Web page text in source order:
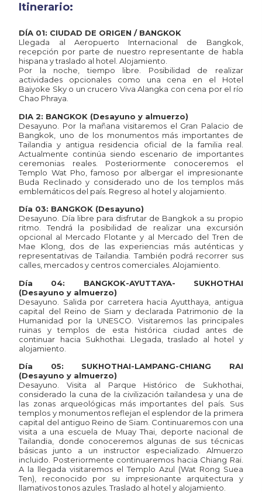
Itinerario:
DÍA 01: CIUDAD DE ORIGEN / BANGKOK
Llegada al Aeropuerto Internacional de Bangkok,
recepción por parte de nuestro representante de habla
hispana y traslado al hotel. Alojamiento.
Por la noche, tiempo libre. Posibilidad de realizar
actividades opcionales como una cena en el Hotel
Baiyoke Sky o un crucero Viva Alangka con cena por el río
Chao Phraya.
DIA 2: BANGKOK (Desayuno y almuerzo)
Desayuno. Por la mañana visitaremos el Gran Palacio de
Bangkok, uno de los monumentos más importantes de
Tailandia y antigua residencia oficial de la familia real.
Actualmente continúa siendo escenario de importantes
ceremonias reales. Posteriormente conoceremos el
Templo Wat Pho, famoso por albergar el impresionante
Buda Reclinado y considerado uno de los templos más
emblemáticos del país. Regreso al hotel y alojamiento.
Día 03: BANGKOK (Desayuno)
Desayuno. Día libre para disfrutar de Bangkok a su propio
ritmo. Tendrá la posibilidad de realizar una excursión
opcional al Mercado Flotante y al Mercado del Tren de
Mae Klong, dos de las experiencias más auténticas y
representativas de Tailandia. También podrá recorrer sus
calles, mercados y centros comerciales. Alojamiento.
Día 04: BANGKOK-AYUTTAYA- SUKHOTHAI
(Desayuno y almuerzo)
Desayuno. Salida por carretera hacia Ayutthaya, antigua
capital del Reino de Siam y declarada Patrimonio de la
Humanidad por la UNESCO. Visitaremos las principales
ruinas y templos de esta histórica ciudad antes de
continuar hacia Sukhothai. Llegada, traslado al hotel y
alojamiento.
Día 05: SUKHOTHAI-LAMPANG-CHIANG RAI
(Desayuno y almuerzo)
Desayuno. Visita al Parque Histórico de Sukhothai,
considerado la cuna de la civilización tailandesa y una de
las zonas arqueológicas más importantes del país. Sus
templos y monumentos reflejan el esplendor de la primera
capital del antiguo Reino de Siam. Continuaremos con una
visita a una escuela de Muay Thai, deporte nacional de
Tailandia, donde conoceremos algunas de sus técnicas
básicas junto a un instructor especializado. Almuerzo
incluido. Posteriormente continuaremos hacia Chiang Rai.
A la llegada visitaremos el Templo Azul (Wat Rong Suea
Ten), reconocido por su impresionante arquitectura y
llamativos tonos azules. Traslado al hotel y alojamiento.